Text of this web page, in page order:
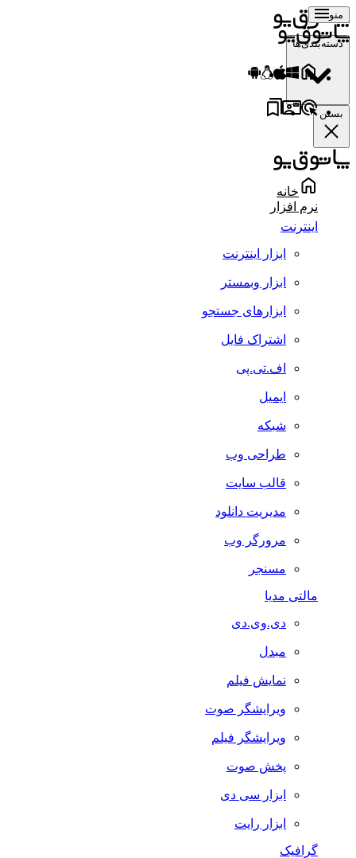
منو
دسته‌بندی‌ها
بستن
خانه
نرم افزار
اینترنت
ابزار اینترنت
ابزار وبمستر
ابزارهای جستجو
اشتراک فایل
اف.تی.پی
ایمیل
شبکه
طراحی وب
قالب سایت
مدیریت دانلود
مرورگر وب
مسنجر
مالتی مدیا
دی.وی.دی
مبدل
نمایش فیلم
ویرایشگر صوت
ویرایشگر فیلم
پخش صوت
ابزار سی دی
ابزار رایت
گرافیک